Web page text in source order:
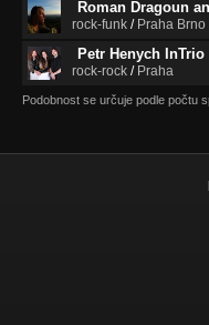
Roman Dragoun
rock-funk / Praha Brno
Petr Henych InTrio
rock-rock / Praha
Podobnost se určuje podle počtu